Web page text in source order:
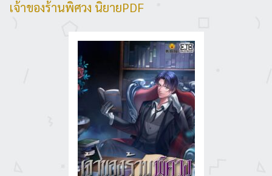
เจ้าของร้านพิศวง นิยายPDF